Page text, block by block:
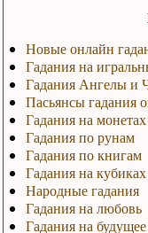
Новые онлайн
Гадания на
Гадания Ангелы и
Пасьянсы гадания
Гадания на монетах
Гадания по рунам
Гадания по книгам
Гадания на кубиках
Народные гадания
Гадания на любовь
Гадания на будущее